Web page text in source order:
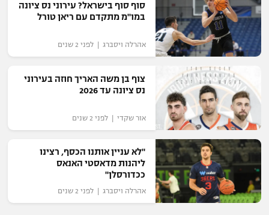
סוף סוף בישראל? עירוני נס ציונה
במו"מ מתקדם עם ריאן טורל
אהרלה ויסברג | לפני 2 שנים
צוף בן משה האריך חוזה בעירוני
נס ציונה עד 2026
אור שקדי | לפני 2 שנים
"לא עניין אותנו הכסף, רצינו
ליהנות מדאסטי האנאס
ככדורסלן"
אהרלה ויסברג | לפני 2 שנים